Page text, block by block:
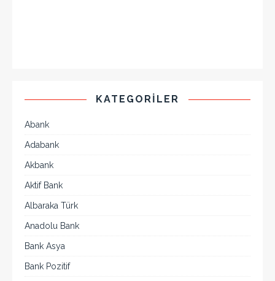
KATEGORILER
Abank
Adabank
Akbank
Aktif Bank
Albaraka Türk
Anadolu Bank
Bank Asya
Bank Pozitif